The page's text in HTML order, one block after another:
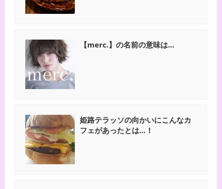
【merc.】の名前の意味は…
姫路テラッソの向かいにこんなカ
フェがあったとは…！